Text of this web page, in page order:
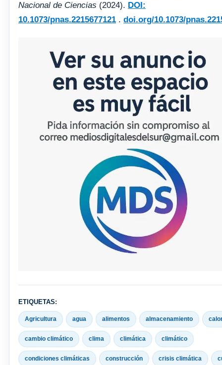
Nacional de Ciencias (2024). DOI:
10.1073/pnas.2215677121 . doi.org/10.1073/
ETIQUETAS:
Agricultura agua alimentos almacenamiento
cambio climático clima climática climático
condiciones climáticas construcción crisis climática